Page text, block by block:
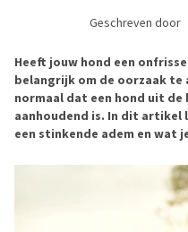
Geschreven door
Heeft jouw hond een
belangrijk om de oorzaak te
normaal dat een hond uit
aanhoudend is. In dit artikel
een stinkende adem en wat